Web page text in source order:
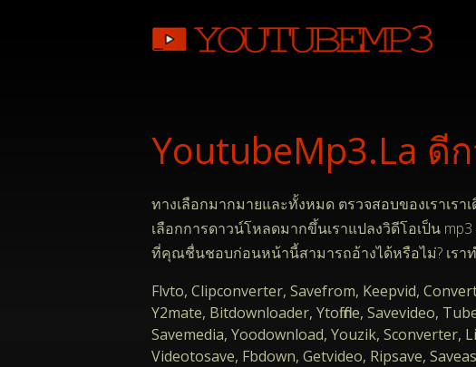
YoutubeMp3.La ดี
ทางเลือกมากมายและทั้งหมด ตรวจสอบของเราเร
เลือกการดาวน์โหลดมากขึ้นเราแปลงวิดีโอเป็น
ที่คุณชื่นชอบก่อนหน้านี้สามารถอ้างได้หรือไม่? เรา
Flvto, Clipconverter, Savefrom, Keepvid,
Y2mate, Bitdownloader, Ytoffline, Savevideo,
Savemedia, Yoodownload, Youzik, Sconverter,
Videotosave, Fbdown, Getvideo, Ripsave,